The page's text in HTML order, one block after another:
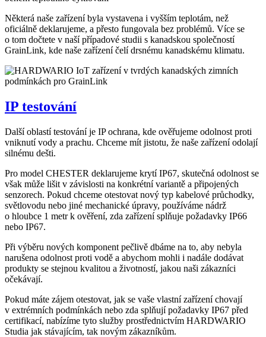
Některá naše zařízení byla vystavena i vyšším teplotám, než
oficiálně deklarujeme, a přesto fungovala bez problémů. Více se
o tom dočtete v naší případové studii s kanadskou společností
GrainLink, kde naše zařízení čelí drsnému kanadskému klimatu.
IP testování
Další oblastí testování je IP ochrana, kde ověřujeme odolnost proti
vniknutí vody a prachu. Chceme mít jistotu, že naše zařízení odolají
silnému dešti.
Pro model CHESTER deklarujeme krytí IP67, skutečná odolnost se
však může lišit v závislosti na konkrétní variantě a připojených
senzorech. Pokud chceme otestovat nový typ kabelové průchodky,
světlovodu nebo jiné mechanické úpravy, používáme nádrž
o hloubce 1 metr k ověření, zda zařízení splňuje požadavky IP66
nebo IP67.
Při výběru nových komponent pečlivě dbáme na to, aby nebyla
narušena odolnost proti vodě a abychom mohli i nadále dodávat
produkty se stejnou kvalitou a životností, jakou naši zákazníci
očekávají.
Pokud máte zájem otestovat, jak se vaše vlastní zařízení chovají
v extrémních podmínkách nebo zda splňují požadavky IP67 před
certifikací, nabízíme tyto služby prostřednictvím HARDWARIO
Studia jak stávajícím, tak novým zákazníkům.